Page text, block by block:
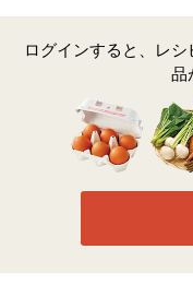
ログインすると、レ
品